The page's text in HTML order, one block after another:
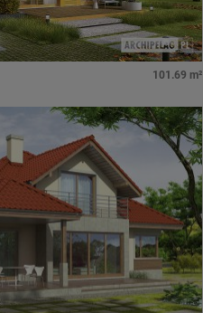
101.69 m²